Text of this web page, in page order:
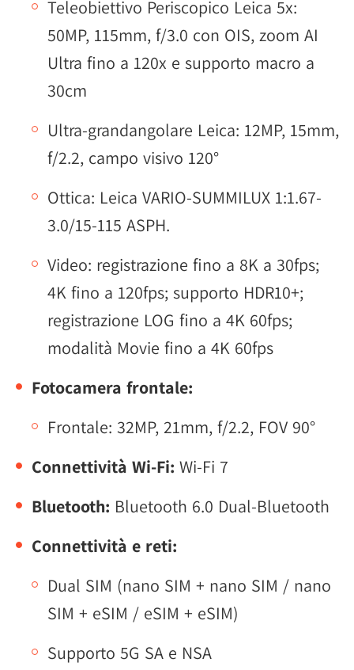
Teleobiettivo Periscopico Leica 5x:
50MP, 115mm, f/3.0 con OIS, zoom AI
Ultra fino a 120x e supporto macro a
30cm
Ultra-grandangolare Leica: 12MP, 15mm,
f/2.2, campo visivo 120°
Ottica: Leica VARIO-SUMMILUX 1:1.67-
3.0/15-115 ASPH.
Video: registrazione fino a 8K a 30fps;
4K fino a 120fps; supporto HDR10+;
registrazione LOG fino a 4K 60fps;
modalità Movie fino a 4K 60fps
Fotocamera frontale:
Frontale: 32MP, 21mm, f/2.2, FOV 90°
Connettività Wi-Fi: Wi-Fi 7
Bluetooth: Bluetooth 6.0 Dual-Bluetooth
Connettività e reti:
Dual SIM (nano SIM + nano SIM / nano
SIM + eSIM / eSIM + eSIM)
Supporto 5G SA e NSA